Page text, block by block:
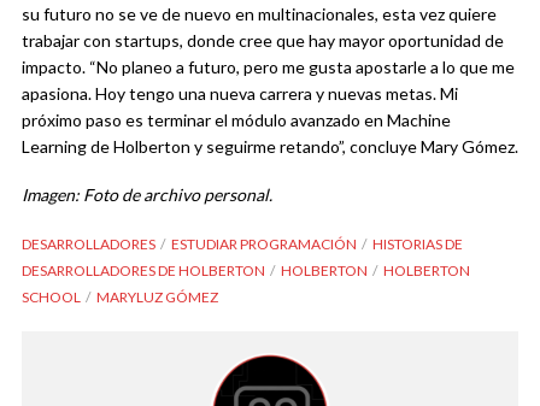
su futuro no se ve de nuevo en multinacionales, esta vez quiere
trabajar con startups, donde cree que hay mayor oportunidad de
impacto. “No planeo a futuro, pero me gusta apostarle a lo que me
apasiona. Hoy tengo una nueva carrera y nuevas metas. Mi
próximo paso es terminar el módulo avanzado en Machine
Learning de Holberton y seguirme retando”, concluye Mary Gómez.
Imagen: Foto de archivo personal.
DESARROLLADORES ESTUDIAR PROGRAMACIÓN
HISTORIAS DE
DESARROLLADORES DE HOLBERTON
HOLBERTON
HOLBERTON
SCHOOL
MARYLUZ GÓMEZ